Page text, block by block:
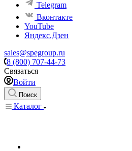
Telegram
Вконтакте
YouTube
Яндекс.Дзен
sales@spegroup.ru
8 (800) 707-44-73
Связаться
Войти
Поиск
Каталог